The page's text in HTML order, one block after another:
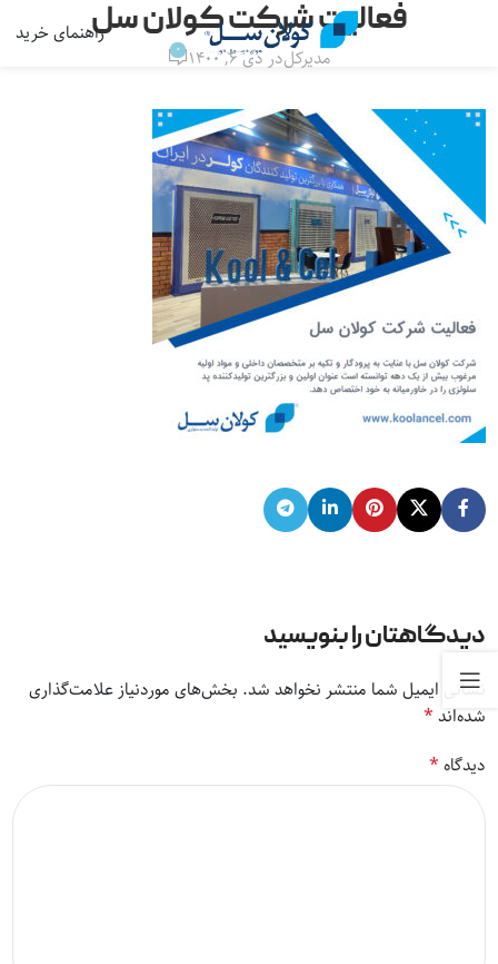
راهنمای خریدفعالیت شرکت کولان سل
مدیرکلدر دی ۶, ۱۴۰۰ 0
دیدگاهتان را بنویسید
نشانی ایمیل شما منتشر نخواهد شد. بخش‌های موردنیاز علامت‌گذاری
شده‌اند*
دیدگاه*